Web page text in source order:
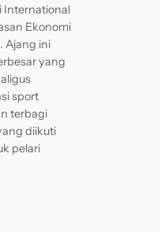
International
Ekonomi
Ajang ini
yang
sport
terbagi
diikuti
pelari